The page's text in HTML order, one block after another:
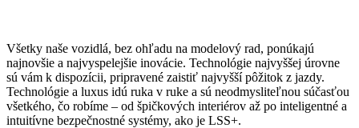
Všetky naše vozidlá, bez ohľadu na modelový rad, ponúkajú
najnovšie a najvyspelejšie inovácie. Technológie najvyššej úrovne
sú vám k dispozícii, pripravené zaistiť najvyšší pôžitok z jazdy.
Technológie a luxus idú ruka v ruke a sú neodmysliteľnou súčasťou
všetkého, čo robíme – od špičkových interiérov až po inteligentné a
intuitívne bezpečnostné systémy, ako je LSS+.